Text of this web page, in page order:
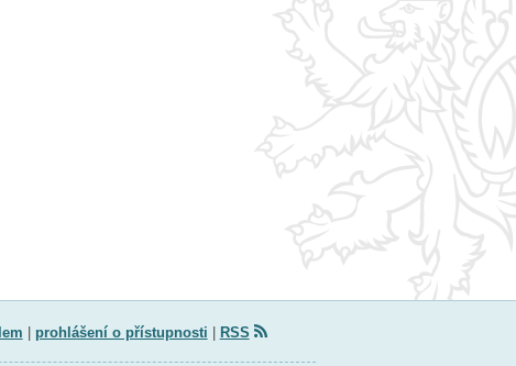
prohlášení o přístupnosti RSS